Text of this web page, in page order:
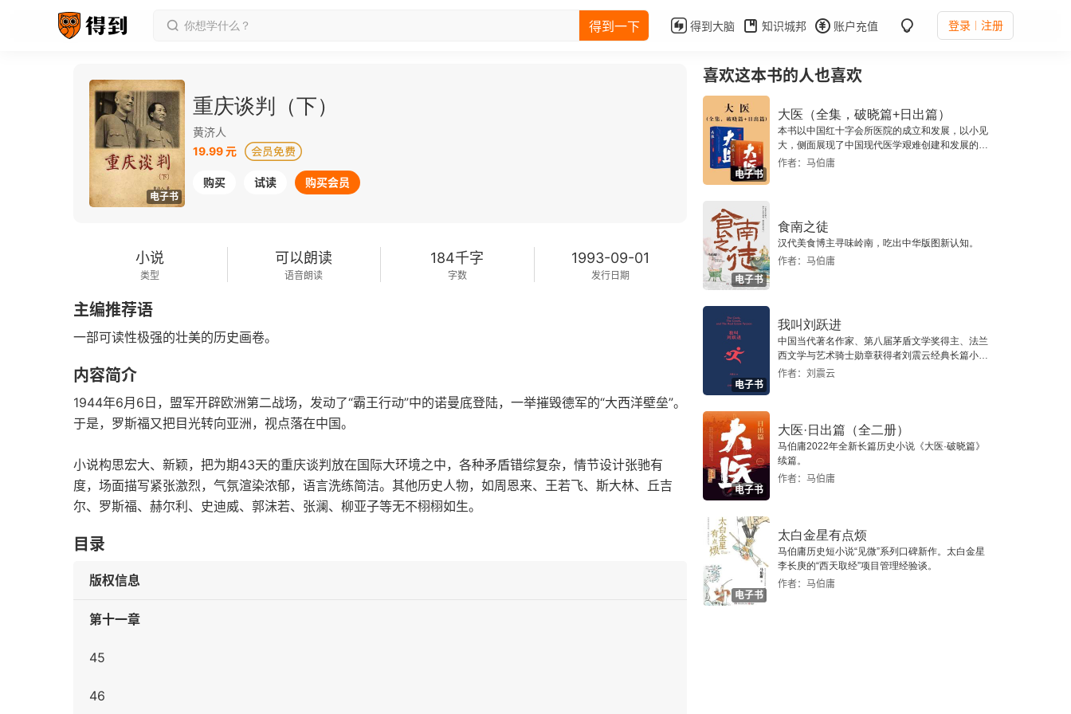
得到一下 得到大脑 知识城邦 账户充值 登录 注册
电子书
重庆谈判（下）
黄济人
19.99 元
购买 试读 购买会员
小说
类型
可以朗读
语音朗读
184千字
字数
1993-09-01
发行日期
主编推荐语
一部可读性极强的壮美的历史画卷。
内容简介
1944年6月6日，盟军开辟欧洲第二战场，发动了“霸王行动”中的诺曼底登陆，一举摧毁德军的“大西洋壁垒”。
于是，罗斯福又把目光转向亚洲，视点落在中国。
小说构思宏大、新颖，把为期43天的重庆谈判放在国际大环境之中，各种矛盾错综复杂，情节设计张驰有
度，场面描写紧张激烈，气氛渲染浓郁，语言洗练简洁。其他历史人物，如周恩来、王若飞、斯大林、丘吉
尔、罗斯福、赫尔利、史迪威、郭沫若、张澜、柳亚子等无不栩栩如生。
目录
版权信息
第十一章
45
46
喜欢这本书的人也喜欢
电子书
大医（全集，破晓篇+日出篇）
本书以中国红十字会所医院的成立和发展，以小见
大，侧面展现了中国现代医学艰难创建和发展的过
程，以及筚路蓝缕、救民为国的艰难与曲折。
作者：马伯庸
电子书
食南之徒
汉代美食博主寻味岭南，吃出中华版图新认知。
作者：马伯庸
电子书
我叫刘跃进
中国当代著名作家、第八届茅盾文学奖得主、法兰
西文学与艺术骑士勋章获得者刘震云经典长篇小
说。
作者：刘震云
电子书
大医·日出篇（全二册）
马伯庸2022年全新长篇历史小说《大医·破晓篇》
续篇。
作者：马伯庸
电子书
太白金星有点烦
马伯庸历史短小说“见微”系列口碑新作。太白金星
李长庚的“西天取经”项目管理经验谈。
作者：马伯庸